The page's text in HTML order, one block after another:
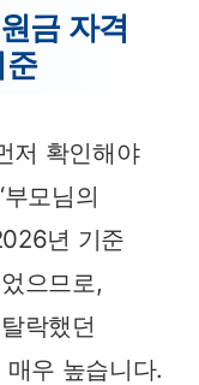
금 자격
준
저 확인해야
부모님의
년 기준
으므로,
락했던
우 높습니다.